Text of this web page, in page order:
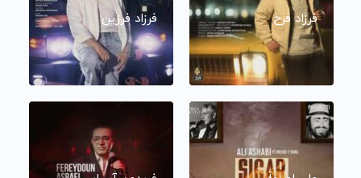
فرزاد فرخ فرزاد فرزین